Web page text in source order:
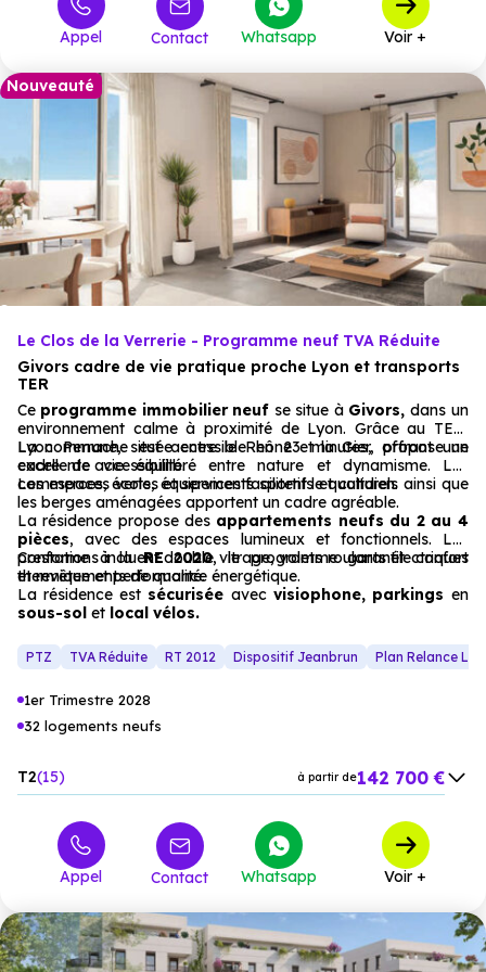
337 637 €
à partir de 450 485 €
Appel Contact Whatsapp Voir +
Nouveauté
Le Clos de la Verrerie - Programme neuf TVA Réduite
Givors cadre de vie pratique proche Lyon et transports
TER
Ce programme immobilier neuf se situe à Givors, dans un
environnement calme à proximité de Lyon. Grâce au TER,
Lyon Perrache est accessible en 23 minutes, offrant une
excellente accessibilité.
La commune, située entre le Rhône et la Gier, propose un
cadre de vie équilibré entre nature et dynamisme. Les
commerces, écoles et services facilitent le quotidien.
Les espaces verts, équipements sportifs et culturels ainsi que
les berges aménagées apportent un cadre agréable.
La résidence propose des appartements neufs du 2 au 4
pièces, avec des espaces lumineux et fonctionnels. Les
prestations incluent double vitrage, volets roulants électriques
et revêtements de qualité.
Conforme à laRE 2020, le programme garantit confort
thermique et performance énergétique.
La résidence est sécurisée avec visiophone, parkings en
sous-sol et local vélos.
PTZ TVA Réduite RT 2012 Dispositif Jeanbrun Plan Relance
1er Trimestre 2028
32 logements neufs
T2 15 à partir de142 700 €
Appel Contact Whatsapp Voir +